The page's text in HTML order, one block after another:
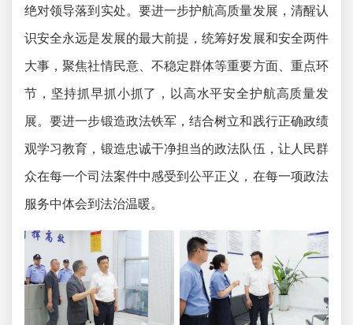
绝对领导落到实处。要进一步护航高质量发展，清醒认
识安全永远是发展的最大前提，统筹好发展和安全两件
大事，聚焦社情民意、不稳定群体等重要方面、重点环
节，坚持抓早抓小抓了，以高水平安全护航高质量发
展。要进一步锻造政法铁军，结合树立和践行正确政绩
观学习教育，锻造忠诚干净担当的政法队伍，让人民群
众在每一个司法案件中感受到公平正义，在每一项政法
服务中体会到法治温暖。